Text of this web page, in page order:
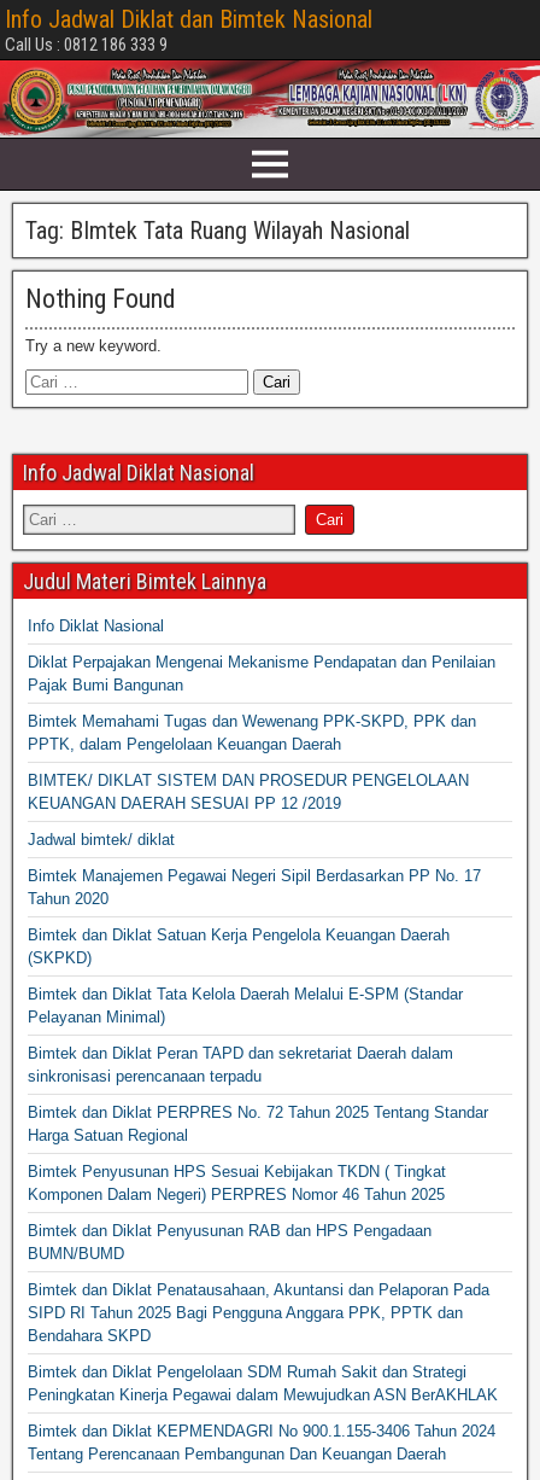
Info Jadwal Diklat dan Bimtek Nasional
Call Us : 0812 186 333 9
Tag: BImtek Tata Ruang Wilayah Nasional
Nothing Found
Try a new keyword.
Info Jadwal Diklat Nasional
Judul Materi Bimtek Lainnya
Info Diklat Nasional
Diklat Perpajakan Mengenai Mekanisme Pendapatan dan Penilaian
Pajak Bumi Bangunan
Bimtek Memahami Tugas dan Wewenang PPK-SKPD, PPK dan
PPTK, dalam Pengelolaan Keuangan Daerah
BIMTEK/ DIKLAT SISTEM DAN PROSEDUR PENGELOLAAN
KEUANGAN DAERAH SESUAI PP 12 /2019
Jadwal bimtek/ diklat
Bimtek Manajemen Pegawai Negeri Sipil Berdasarkan PP No. 17
Tahun 2020
Bimtek dan Diklat Satuan Kerja Pengelola Keuangan Daerah
(SKPKD)
Bimtek dan Diklat Tata Kelola Daerah Melalui E-SPM (Standar
Pelayanan Minimal)
Bimtek dan Diklat Peran TAPD dan sekretariat Daerah dalam
sinkronisasi perencanaan terpadu
Bimtek dan Diklat PERPRES No. 72 Tahun 2025 Tentang Standar
Harga Satuan Regional
Bimtek Penyusunan HPS Sesuai Kebijakan TKDN ( Tingkat
Komponen Dalam Negeri) PERPRES Nomor 46 Tahun 2025
Bimtek dan Diklat Penyusunan RAB dan HPS Pengadaan
BUMN/BUMD
Bimtek dan Diklat Penatausahaan, Akuntansi dan Pelaporan Pada
SIPD RI Tahun 2025 Bagi Pengguna Anggara PPK, PPTK dan
Bendahara SKPD
Bimtek dan Diklat Pengelolaan SDM Rumah Sakit dan Strategi
Peningkatan Kinerja Pegawai dalam Mewujudkan ASN BerAKHLAK
Bimtek dan Diklat KEPMENDAGRI No 900.1.155-3406 Tahun 2024
Tentang Perencanaan Pembangunan Dan Keuangan Daerah